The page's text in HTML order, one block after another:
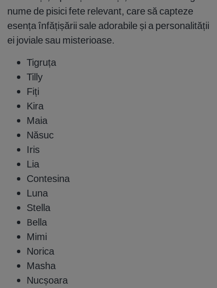
nume de pisici fete relevant, care să capteze
esența înfățișării sale adorabile și a personalității
ei joviale sau misterioase.
Tigruța
Tilly
Fiți
Kira
Maia
Năsuc
Iris
Lia
Contesina
Luna
Stella
Bella
Mimi
Norica
Masha
Nucșoara